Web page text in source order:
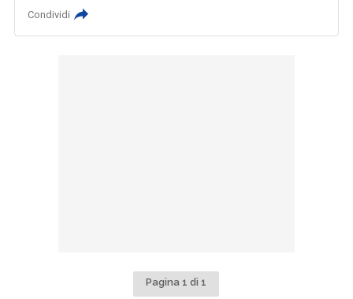
Condividi
Pagina 1 di 1